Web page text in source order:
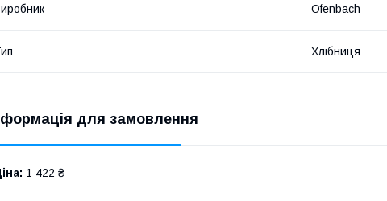
Ofenbach
Хлібниця
для замовлення
1 422 ₴